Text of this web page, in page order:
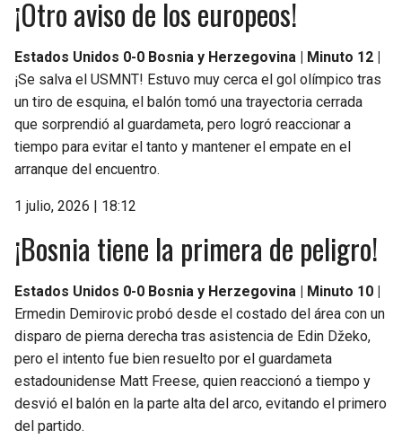
¡Otro aviso de los europeos!
Estados Unidos 0-0 Bosnia y Herzegovina | Minuto 12 |
¡Se salva el USMNT! Estuvo muy cerca el gol olímpico tras
un tiro de esquina, el balón tomó una trayectoria cerrada
que sorprendió al guardameta, pero logró reaccionar a
tiempo para evitar el tanto y mantener el empate en el
arranque del encuentro.
1 julio, 2026 | 18:12
¡Bosnia tiene la primera de peligro!
Estados Unidos 0-0 Bosnia y Herzegovina | Minuto 10 |
Ermedin Demirovic probó desde el costado del área con un
disparo de pierna derecha tras asistencia de Edin Džeko,
pero el intento fue bien resuelto por el guardameta
estadounidense Matt Freese, quien reaccionó a tiempo y
desvió el balón en la parte alta del arco, evitando el primero
del partido.